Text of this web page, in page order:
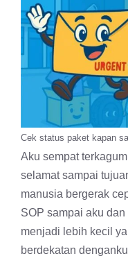
Cek status paket kapan
Aku sempat
selamat sampai
manusia bergerak
SOP sampai aku
menjadi lebih kecil
berdekatan